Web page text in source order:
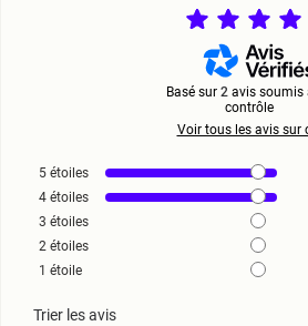
Basé sur 2 avis soumis
contrôle
Voir tous les avis sur
5 étoiles
4 étoiles
3 étoiles
2 étoiles
1 étoile
Trier les avis